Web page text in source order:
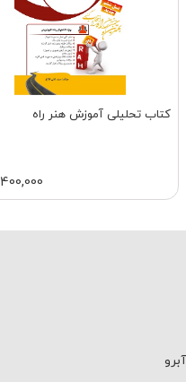
کتاب تحلیلی آموزش هنر راه
400,000